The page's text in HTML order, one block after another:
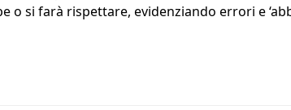
o si farà rispettare, evidenziando errori e